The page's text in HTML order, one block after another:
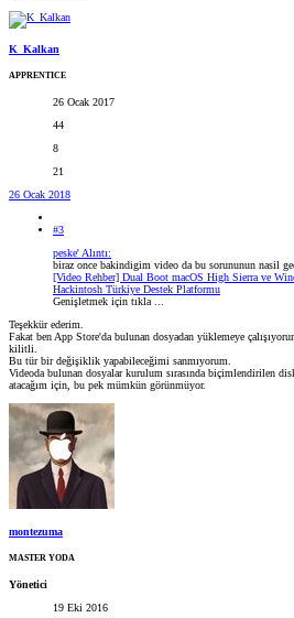
K_Kalkan
APPRENTICE
26 Ocak 2017
44
8
21
26 Ocak 2018
#3
peske' Alıntı:
biraz once bakindigim video da bu sorununun nasil
[Video Rehber] Dual Boot macOS High Sierra ve
Hackintosh Türkiye Destek Platformu
Genişletmek için tıkla ...
Teşekkür ederim.
Fakat ben App Store'da bulunan dosyadan yüklemeye
kilitli.
Bu tür bir değişiklik yapabileceğimi sanmıyorum.
Videoda bulunan dosyalar kurulum sırasında biçimlendirilen
atacağım için, bu pek mümkün görünmüyor.
montezuma
MASTER YODA
Yönetici
19 Eki 2016